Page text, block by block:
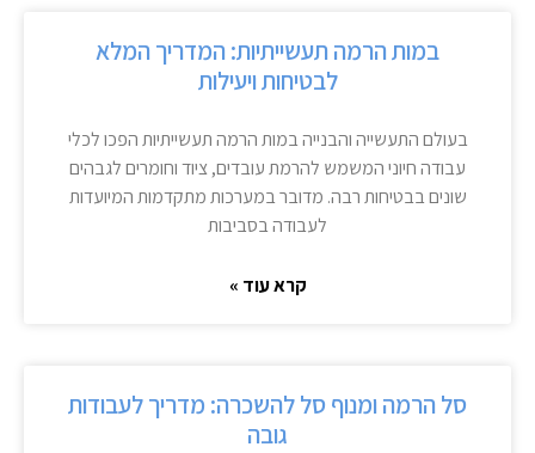
במות הרמה תעשייתיות: המדריך המלא
לבטיחות ויעילות
בעולם התעשייה והבנייה במות הרמה תעשייתיות הפכו לכלי
עבודה חיוני המשמש להרמת עובדים, ציוד וחומרים לגבהים
שונים בבטיחות רבה. מדובר במערכות מתקדמות המיועדות
לעבודה בסביבות
קרא עוד »
סל הרמה ומנוף סל להשכרה: מדריך לעבודות
גובה